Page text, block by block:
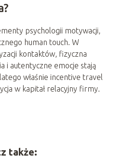
psychologii motywacji,
human touch. W
kontaktów, fizyczna
i autentyczne emocje stają
właśnie incentive travel
w kapitał relacyjny firmy.
także: